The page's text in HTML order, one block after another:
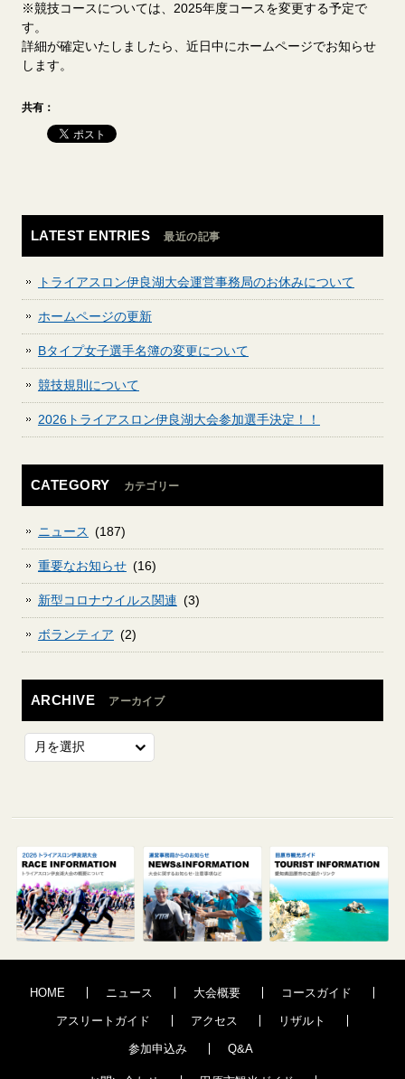
※競技コースについては、2025年度コースを変更する予定で
す。
詳細が確定いたしましたら、近日中にホームページでお知らせ
します。
共有：
LATEST ENTRIES 最近の記事
トライアスロン伊良湖大会運営事務局のお休みについて
ホームページの更新
Bタイプ女子選手名簿の変更について
競技規則について
2026トライアスロン伊良湖大会参加選手決定！！
CATEGORY カテゴリー
ニュース (187)
重要なお知らせ (16)
新型コロナウイルス関連 (3)
ボランティア (2)
ARCHIVE アーカイブ
HOME ニュース 大会概要 コースガイド
アスリートガイド アクセス リザルト
参加申込み Q&A